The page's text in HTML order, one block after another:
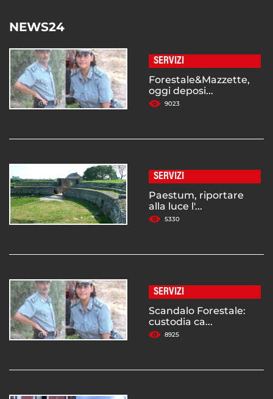
NEWS24
SERVIZI
Forestale&Mazzette,
oggi deposi...
9023
SERVIZI
Paestum, riportare
alla luce l'...
5330
SERVIZI
Scandalo Forestale:
custodia ca...
8925